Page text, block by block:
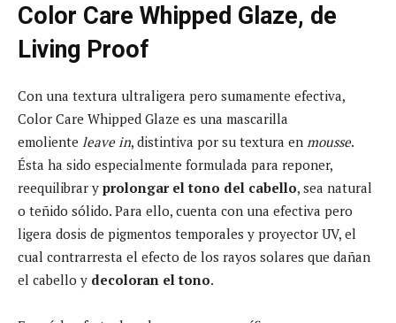
Color Care Whipped Glaze, de
Living Proof
Con una textura ultraligera pero sumamente efectiva,
Color Care Whipped Glaze es una mascarilla
emoliente leave in, distintiva por su textura en mousse.
Ésta ha sido especialmente formulada para reponer,
reequilibrar y prolongar el tono del cabello, sea natural
o teñido sólido. Para ello, cuenta con una efectiva pero
ligera dosis de pigmentos temporales y proyector UV, el
cual contrarresta el efecto de los rayos solares que dañan
el cabello y decoloran el tono.